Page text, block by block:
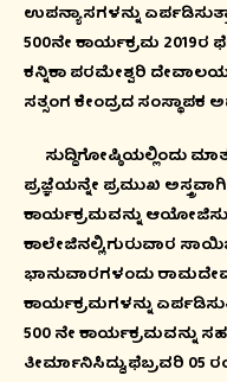
ಉಪನ್ಯಾಸಗಳನ್ನು
500ನೇ ಕಾರ್ಯಕ್ರಮ 2019ರ
ಕನ್ನಿಕಾ ಪರಮೇಶ್ವರಿ
ಸತ್ಸಂಗ ಕೇಂದ್ರದ ಸಂಸ್ಥಾಪಕ
ಸುದ್ದಿಗೋಷ್ಠಿಯಲ್ಲಿಂದು
ಪ್ರಜ್ಞೆಯನ್ನೇ ಪ್ರಮುಖ
ಕಾರ್ಯಕ್ರಮವನ್ನು
ಕಾಲೇಜಿನಲ್ಲಿ,ಗುರುವಾರ
ಭಾನುವಾರಗಳಂದು
ಕಾರ್ಯಕ್ರಮಗಳನ್ನು
500 ನೇ ಕಾರ್ಯಕ್ರಮವನ್ನು
ತೀರ್ಮಾನಿಸಿದ್ದು,ಫೆಬ್ರವರಿ 05